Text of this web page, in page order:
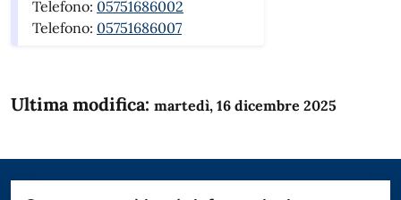
Telefono: 05751686002
Telefono: 05751686007
Ultima modifica: martedì, 16 dicembre 2025